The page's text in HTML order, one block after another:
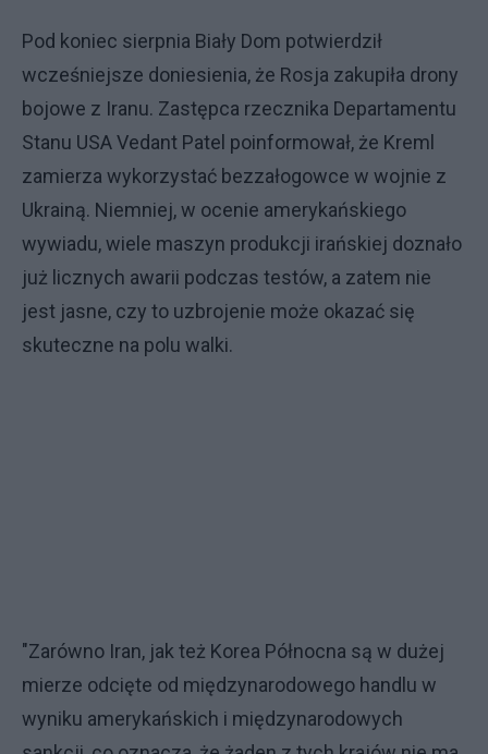
Pod koniec sierpnia Biały Dom potwierdził
wcześniejsze doniesienia, że Rosja zakupiła drony
bojowe z Iranu. Zastępca rzecznika Departamentu
Stanu USA Vedant Patel poinformował, że Kreml
zamierza wykorzystać bezzałogowce w wojnie z
Ukrainą. Niemniej, w ocenie amerykańskiego
wywiadu, wiele maszyn produkcji irańskiej doznało
już licznych awarii podczas testów, a zatem nie
jest jasne, czy to uzbrojenie może okazać się
skuteczne na polu walki.
"Zarówno Iran, jak też Korea Północna są w dużej
mierze odcięte od międzynarodowego handlu w
wyniku amerykańskich i międzynarodowych